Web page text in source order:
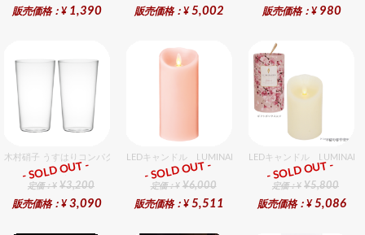
販売価格：¥ 1,390 販売価格：¥ 5,002 販売価格：¥ 980
木村硝子 うすはりコンパクト450cc タンブラーグラスギフトセット（2個入り）
ギフト
定価：¥ ¥3,200
販売価格：¥ 3,090
- SOLD OUT -
LEDキャンドル LUMINARA（ルミナラ） ピンク ピラ
ギフト
定価：¥ ¥6,000
販売価格：¥ 5,511
- SOLD OUT -
LEDキャンドル
ギフト
定価：¥ ¥5,800
販売価格：¥ 5,086
- SOLD OUT -